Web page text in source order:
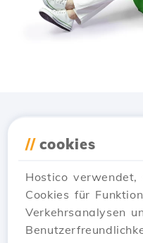
// cookies
Hostico
Cookies für
Verkehrsanalysen